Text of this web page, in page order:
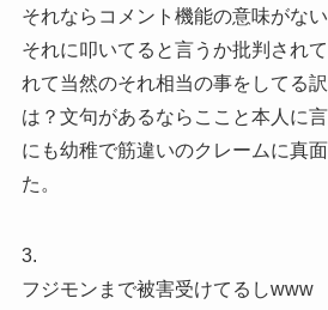
それならコメント機能の意味がな
それに叩いてると言うか批判され
れて当然のそれ相当の事をしてる
は？文句があるならここと本人に
にも幼稚で筋違いのクレームに真
た。
3.
フジモンまで被害受けてるしwww